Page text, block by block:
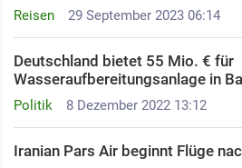
Reisen 29 September 2023 06:14
Politik 8 Dezember 2022 13:12
Deutschland bietet 55 Mio. € für
Wasseraufbereitungsanlage in
Iranian Pars Air beginnt Flüge